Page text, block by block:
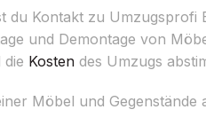
du Kontakt zu Umzugsprofi
und Demontage von
Kosten des Umzugs
Möbel und Gegenstände